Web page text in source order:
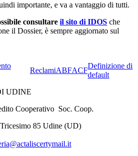
importante, e va a vantaggio di tutti.
consultare il sito di IDOS che
il Dossier, è sempre aggiornato sul
ReclamiABFACF
Definizione di
default
Cooperativo Soc. Coop.
85 Udine (UD)